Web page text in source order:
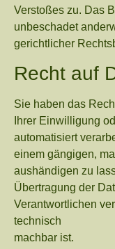
Verstoßes zu. Das
unbeschadet
gerichtlicher
Recht auf
Sie haben das
Ihrer Einwilligung
automatisiert
einem gängigen,
aushändigen zu
Übertragung der
Verantwortlichen
technisch
machbar ist.